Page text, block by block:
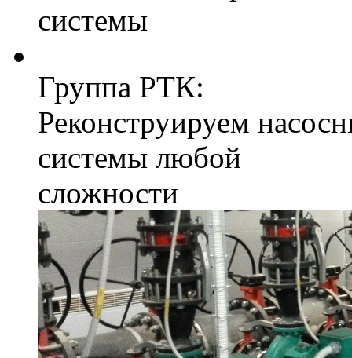
системы
Группа РТК:
Реконструируем
системы любой
сложности